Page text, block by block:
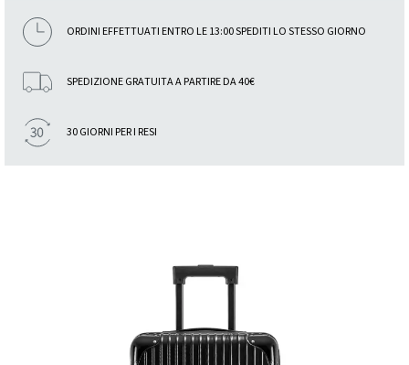
ORDINI EFFETTUATI ENTRO LE 13:00 SPEDITI LO STESSO GIORNO
SPEDIZIONE GRATUITA A PARTIRE DA 40€
30 GIORNI PER I RESI